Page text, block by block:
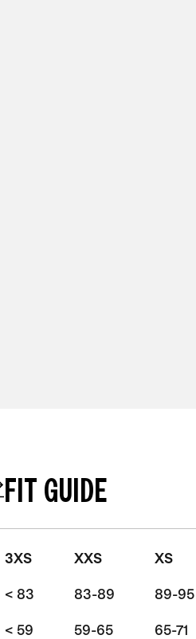
FIT GUIDE
3XS XXS XS
< 83 83-89 89-95
< 59 59-65 65-71